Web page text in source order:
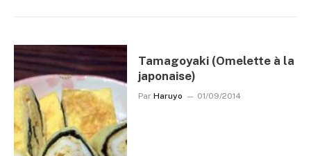
Tamagoyaki (Omelette à la
japonaise)
Par Haruyo 01/09/2014